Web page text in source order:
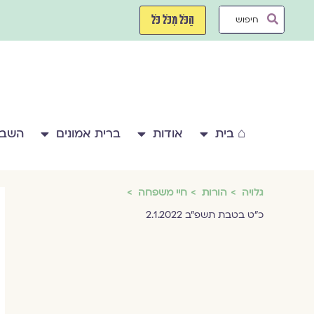
Search
הַכֹּל מִכֹּל כֹּל
⌂ בית אודות ברית אמונים
גלויה הורות
חיי משפחה
כ"ט בטבת תשפ"ב 2.1.2022